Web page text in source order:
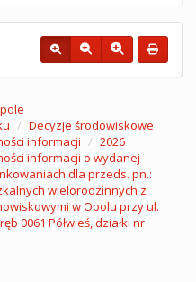
Decyzje środowiskowe
informacji
2026
informacji o wydanej
dla przeds. pn.:
wielorodzinnych z
w Opolu przy ul.
0061 Półwieś, działki nr